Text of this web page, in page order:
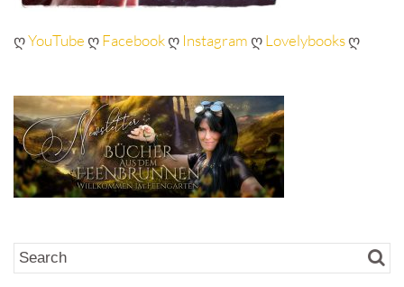
ღYouTubeღFacebookღ InstagramღLovelybooksღ